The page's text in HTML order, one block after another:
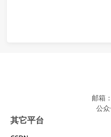
邮箱
公
其它平台